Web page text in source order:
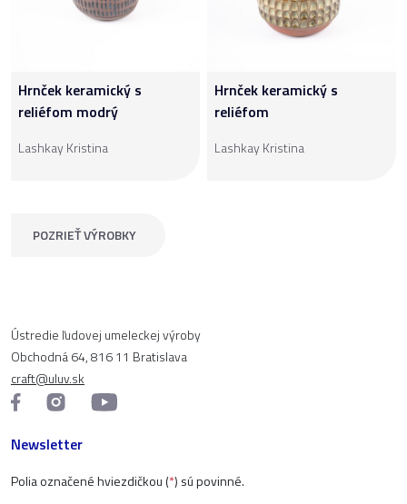
Hrnček keramický s
reliéfom modrý
Lashkay Kristina
Hrnček keramický s
reliéfom
Lashkay Kristina
POZRIEŤ VÝROBKY
Ústredie ľudovej umeleckej výroby
Obchodná 64, 816 11 Bratislava
craft@uluv.sk
Newsletter
Polia označené hviezdičkou (*) sú povinné.